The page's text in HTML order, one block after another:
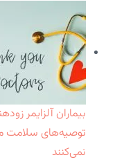
بیماران آلزایمر
توصیه‌های سلامت
نمی‌کنند